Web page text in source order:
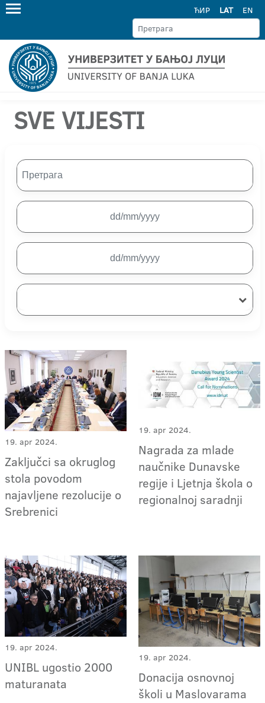
ЋИР LAT EN
SVE VIJESTI
19. apr 2024.
Zaključci sa okruglog
stola povodom
najavljene rezolucije o
Srebrenici
19. apr 2024.
Nagrada za mlade
naučnike Dunavske
regije i Ljetnja škola o
regionalnoj saradnji
19. apr 2024.
UNIBL ugostio 2000
maturanata
19. apr 2024.
Donacija osnovnoj
školi u Maslovarama